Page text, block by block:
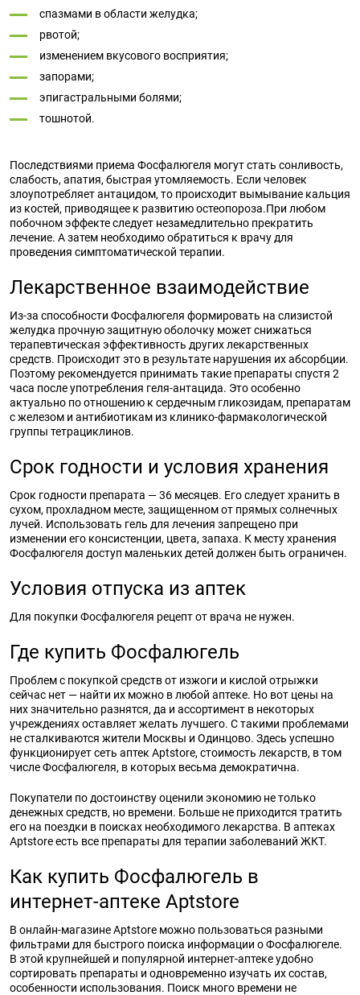
спазмами в области желудка;
рвотой;
изменением вкусового восприятия;
запорами;
эпигастральными болями;
тошнотой.
Последствиями приема Фосфалюгеля могут стать сонливость,
слабость, апатия, быстрая утомляемость. Если человек
злоупотребляет антацидом, то происходит вымывание кальция
из костей, приводящее к развитию остеопороза.При любом
побочном эффекте следует незамедлительно прекратить
лечение. А затем необходимо обратиться к врачу для
проведения симптоматической терапии.
Лекарственное взаимодействие
Из-за способности Фосфалюгеля формировать на слизистой
желудка прочную защитную оболочку может снижаться
терапевтическая эффективность других лекарственных
средств. Происходит это в результате нарушения их абсорбции.
Поэтому рекомендуется принимать такие препараты спустя 2
часа после употребления геля-антацида. Это особенно
актуально по отношению к сердечным гликозидам, препаратам
с железом и антибиотикам из клинико-фармакологической
группы тетрациклинов.
Срок годности и условия хранения
Срок годности препарата — 36 месяцев. Его следует хранить в
сухом, прохладном месте, защищенном от прямых солнечных
лучей. Использовать гель для лечения запрещено при
изменении его консистенции, цвета, запаха. К месту хранения
Фосфалюгеля доступ маленьких детей должен быть ограничен.
Условия отпуска из аптек
Для покупки Фосфалюгеля рецепт от врача не нужен.
Где купить Фосфалюгель
Проблем с покупкой средств от изжоги и кислой отрыжки
сейчас нет — найти их можно в любой аптеке. Но вот цены на
них значительно разнятся, да и ассортимент в некоторых
учреждениях оставляет желать лучшего. С такими проблемами
не сталкиваются жители Москвы и Одинцово. Здесь успешно
функционирует сеть аптек Aptstore, стоимость лекарств, в том
числе Фосфалюгеля, в которых весьма демократична.
Покупатели по достоинству оценили экономию не только
денежных средств, но времени. Больше не приходится тратить
его на поездки в поисках необходимого лекарства. В аптеках
Aptstore есть все препараты для терапии заболеваний ЖКТ.
Как купить Фосфалюгель в
интернет-аптеке Aptstore
В онлайн-магазине Aptstore можно пользоваться разными
фильтрами для быстрого поиска информации о Фосфалюгеле.
В этой крупнейшей и популярной интернет-аптеке удобно
сортировать препараты и одновременно изучать их состав,
особенности использования. Поиск много времени не